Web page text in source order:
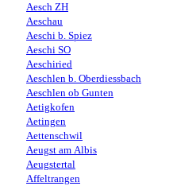
Aesch ZH
Aeschau
Aeschi b. Spiez
Aeschi SO
Aeschiried
Aeschlen b. Oberdiessbach
Aeschlen ob Gunten
Aetigkofen
Aetingen
Aettenschwil
Aeugst am Albis
Aeugstertal
Affeltrangen